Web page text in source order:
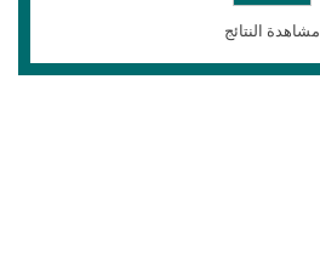
مشاهدة النتائج